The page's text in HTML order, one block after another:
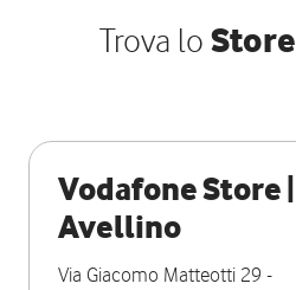
Trova lo Store
Vodafone Store |
Avellino
Via Giacomo Matteotti 29 -